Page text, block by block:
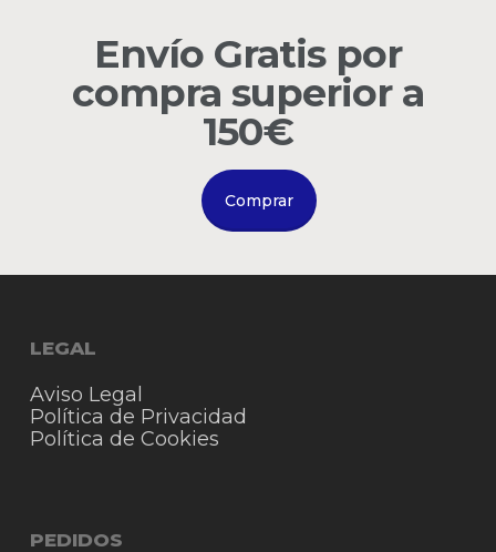
carrito.
Go to shop
Envío Gratis por
compra superior a
150€
Comprar
LEGAL
Aviso Legal
Política de Privacidad
Política de Cookies
PEDIDOS